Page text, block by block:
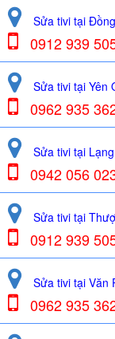
Sửa tivi tại
0912 939
Sửa tivi tại Yên
0962 935
Sửa tivi tại
0942 056
Sửa tivi tại
0912 939
Sửa tivi tại Văn
0962 935